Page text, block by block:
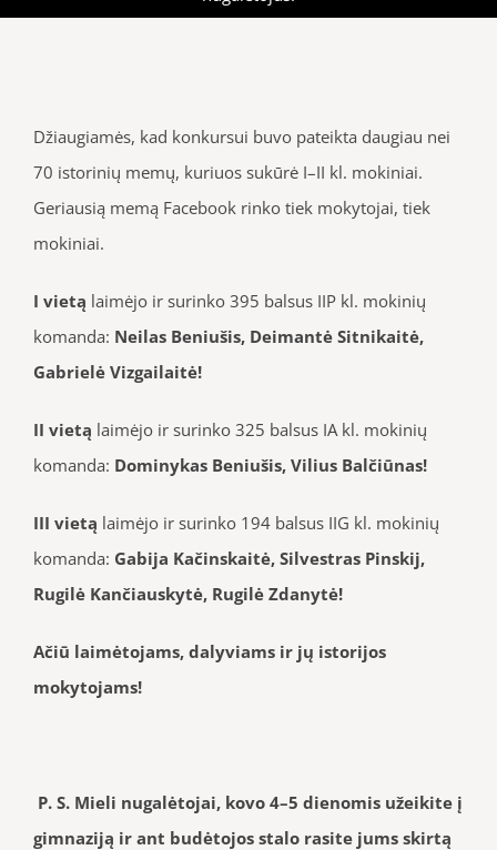
Džiaugiamės, kad konkursui buvo pateikta daugiau nei
70 istorinių memų, kuriuos sukūrė I–II kl. mokiniai.
Geriausią memą Facebook rinko tiek mokytojai, tiek
mokiniai.
I vietą laimėjo ir surinko 395 balsus IIP kl. mokinių
komanda: Neilas Beniušis, Deimantė Sitnikaitė,
Gabrielė Vizgailaitė!
II vietą laimėjo ir surinko 325 balsus IA kl. mokinių
komanda: Dominykas Beniušis, Vilius Balčiūnas!
III vietą laimėjo ir surinko 194 balsus IIG kl. mokinių
komanda: Gabija Kačinskaitė, Silvestras Pinskij,
Rugilė Kančiauskytė, Rugilė Zdanytė!
Ačiū laimėtojams, dalyviams ir jų istorijos
mokytojams!
P. S. Mieli nugalėtojai, kovo 4–5 dienomis užeikite į
gimnaziją ir ant budėtojos stalo rasite jums skirtą